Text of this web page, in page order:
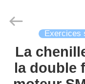
MAISON
Sinovo
Heavy
Reserved.
Exercices
La
la double